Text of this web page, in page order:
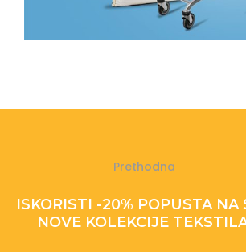
Prethodna
ISKORISTI -20% POPUSTA NA
NOVE KOLEKCIJE